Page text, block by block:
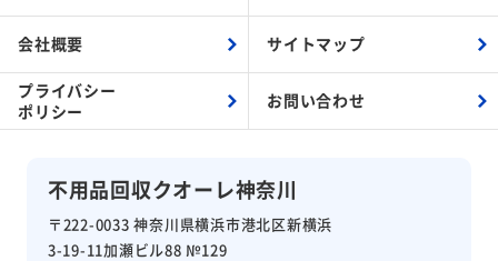
不用品回収クオーレ神奈川
〒222-0033 神奈川県横浜市港北区新横浜
3-19-11加瀬ビル88 №129
会社概要 サイトマップ
プライバシー
ポリシー
お問い合わせ